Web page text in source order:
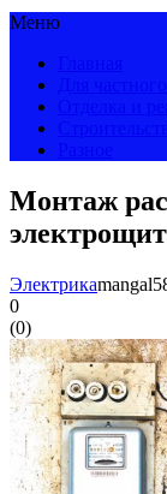
Меню
Монтаж
Электрика
0
(0)